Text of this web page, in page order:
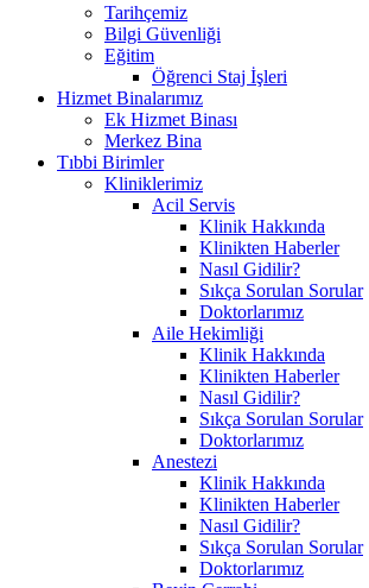
Tarihçemiz
Bilgi Güvenliği
Eğitim
Öğrenci Staj İşleri
Hizmet Binalarımız
Ek Hizmet Binası
Merkez Bina
Tıbbi Birimler
Kliniklerimiz
Acil Servis
Klinik Hakkında
Klinikten Haberler
Nasıl Gidilir?
Sıkça Sorulan Sorular
Doktorlarımız
Aile Hekimliği
Klinik Hakkında
Klinikten Haberler
Nasıl Gidilir?
Sıkça Sorulan Sorular
Doktorlarımız
Anestezi
Klinik Hakkında
Klinikten Haberler
Nasıl Gidilir?
Sıkça Sorulan Sorular
Doktorlarımız